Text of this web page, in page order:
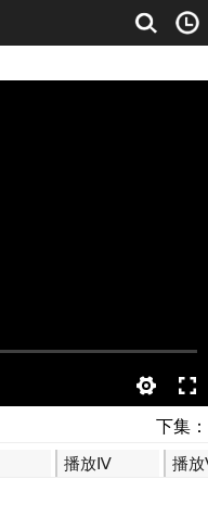
下集：
播放Ⅳ 播